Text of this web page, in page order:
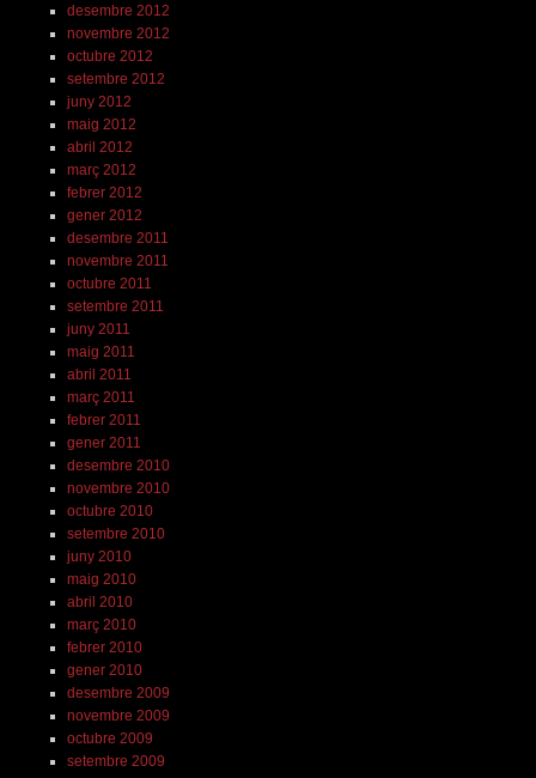
desembre 2012
novembre 2012
octubre 2012
setembre 2012
juny 2012
maig 2012
abril 2012
març 2012
febrer 2012
gener 2012
desembre 2011
novembre 2011
octubre 2011
setembre 2011
juny 2011
maig 2011
abril 2011
març 2011
febrer 2011
gener 2011
desembre 2010
novembre 2010
octubre 2010
setembre 2010
juny 2010
maig 2010
abril 2010
març 2010
febrer 2010
gener 2010
desembre 2009
novembre 2009
octubre 2009
setembre 2009